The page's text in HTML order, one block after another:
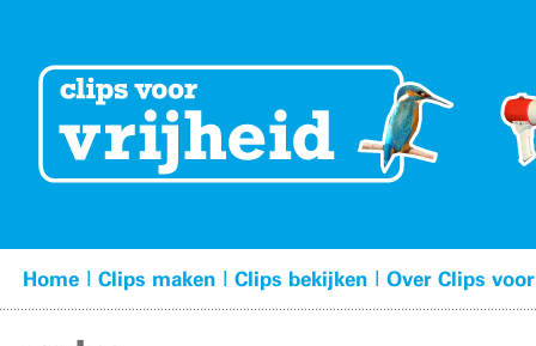
Home | Clips maken | Clips bekijken | Over Clips